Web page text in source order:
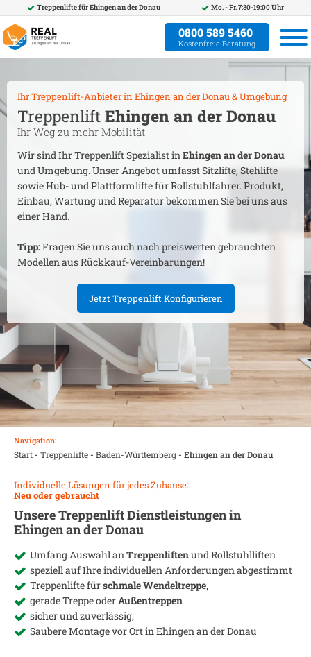
Treppenlifte fürEhingen an der Donau Mo. - Fr. 7:30-19:00 Uhr
0800 589 5460
Kostenfreie Beratung
Ihr Treppenlift-Anbieter in Ehingen an der Donau& Umgebung
Treppenlift Ehingen an der Donau
Ihr Weg zu mehr Mobilität
Wir sind Ihr Treppenlift Spezialist inEhingen an der Donau
und Umgebung. Unser Angebot umfasst Sitzlifte, Stehlifte
sowie Hub- und Plattformlifte für Rollstuhlfahrer. Produkt,
Einbau, Wartung und Reparatur bekommen Sie bei uns aus
einer Hand.
Tipp:Fragen Sie uns auch nach preiswerten gebrauchten
Modellen aus Rückkauf-Vereinbarungen!
Jetzt Treppenlift Konfigurieren
Navigation:
Start- Treppenlifte- Baden-Württemberg- Ehingen an der Donau
Individuelle Lösungen für jedes Zuhause:
Neu oder gebraucht
Unsere Treppenlift Dienstleistungen in
Ehingen an der Donau
Umfang Auswahl anTreppenliftenund Rollstuhlliften
speziell auf Ihre individuellen Anforderungen abgestimmt
Treppenlifte fürschmale Wendeltreppe,
gerade Treppe oderAußentreppen
sicher und zuverlässig,
Saubere Montage vor Ort inEhingen an der Donau